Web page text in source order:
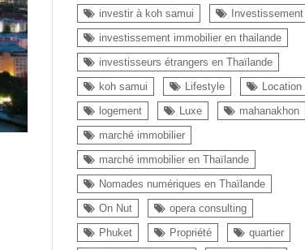
investir à koh samui
Investissement
investissement immobilier en thailande
investisseurs étrangers en Thaïlande
koh samui
Lifestyle
Location
logement
Luxe
mahanakhon
marché immobilier
marché immobilier en Thaïlande
Nomades numériques en Thaïlande
On Nut
opera consulting
Phuket
Propriété
quartier